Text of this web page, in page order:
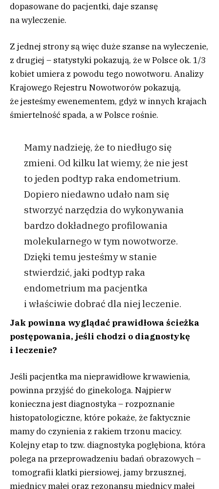
dopasowane do pacjentki, daje szansę
na wyleczenie.
Z jednej strony są więc duże szanse na wyleczenie,
z drugiej – statystyki pokazują, że w Polsce ok. 1/3
kobiet umiera z powodu tego nowotworu. Analizy
Krajowego Rejestru Nowotworów pokazują,
że jesteśmy ewenementem, gdyż w innych krajach
śmiertelność spada, a w Polsce rośnie.
Mamy nadzieję, że to niedługo się
zmieni. Od kilku lat wiemy, że nie jest
to jeden podtyp raka endometrium.
Dopiero niedawno udało nam się
stworzyć narzędzia do wykonywania
bardzo dokładnego profilowania
molekularnego w tym nowotworze.
Dzięki temu jesteśmy w stanie
stwierdzić, jaki podtyp raka
endometrium ma pacjentka
i właściwie dobrać dla niej leczenie.
Jak powinna wyglądać prawidłowa ścieżka
postępowania, jeśli chodzi o diagnostykę
i leczenie?
Jeśli pacjentka ma nieprawidłowe krwawienia,
powinna przyjść do ginekologa. Najpierw
konieczna jest diagnostyka – rozpoznanie
histopatologiczne, które pokaże, że faktycznie
mamy do czynienia z rakiem trzonu macicy.
Kolejny etap to tzw. diagnostyka pogłębiona, która
polega na przeprowadzeniu badań obrazowych –
tomografii klatki piersiowej, jamy brzusznej,
miednicy małej oraz rezonansu miednicy małej